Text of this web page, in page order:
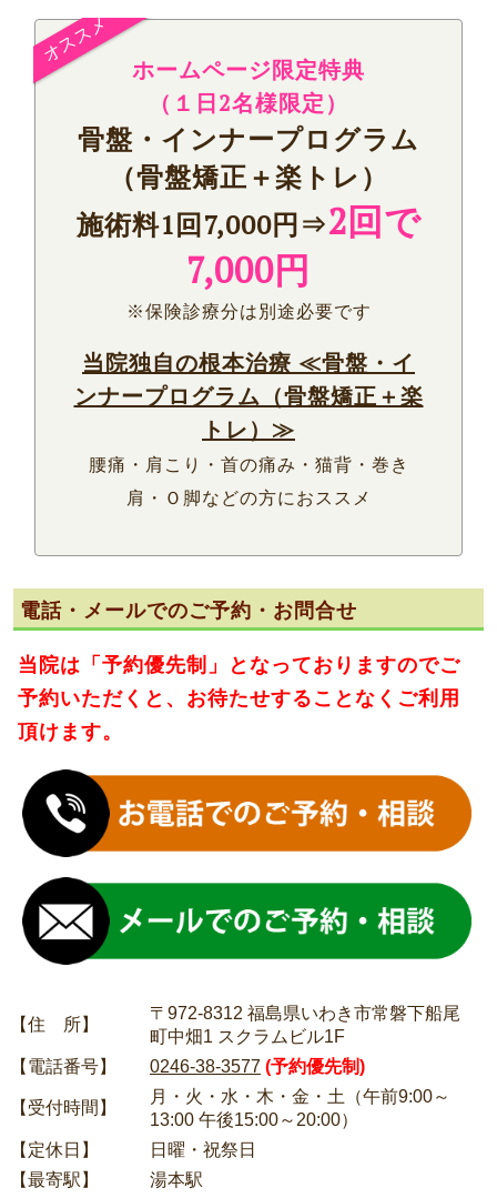
ホームページ限定特典
（ １日2名様限定）
骨盤・インナープログラム
（骨盤矯正＋楽トレ）
施術料1回7,000円⇒2回で
7,000円
※保険診療分は別途必要です
当院独自の根本治療 ≪骨盤・イ
ンナープログラム（骨盤矯正＋楽
トレ）≫
腰痛・肩こり・首の痛み・猫背・巻き
肩・Ｏ脚などの方におススメ
電話・メールでのご予約・お問合せ
当院は 「予約優先制」
となっておりますのでご
予約いただくと、お待たせすることなくご利用
頂けます。
【住 所】
〒972-8312 福島県いわき市常磐下船尾
町中畑1 スクラムビル1F
【電話番号】
0246-38-3577 (予約優先制)
【受付時間】
月・火・水・木・金・土（午前9:00～
13:00 午後15:00～20:00）
【定休日】
日曜・祝祭日
【最寄駅】
湯本駅